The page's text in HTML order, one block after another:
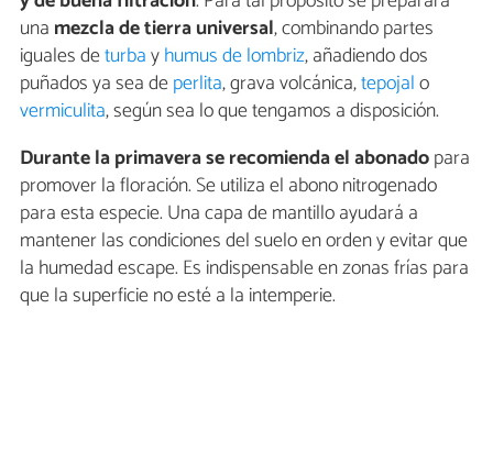
una mezcla de tierra universal, combinando partes
iguales deturbayhumus de lombriz, añadiendo dos
puñados ya sea deperlita, grava volcánica,tepojalo
vermiculita, según sea lo que tengamos a disposición.
Durante la primavera se recomienda el abonadopara
promover la floración. Se utiliza el abono nitrogenado
para esta especie. Una capa de mantillo ayudará a
mantener las condiciones del suelo en orden y evitar que
la humedad escape. Es indispensable en zonas frías para
que la superficie no esté a la intemperie.